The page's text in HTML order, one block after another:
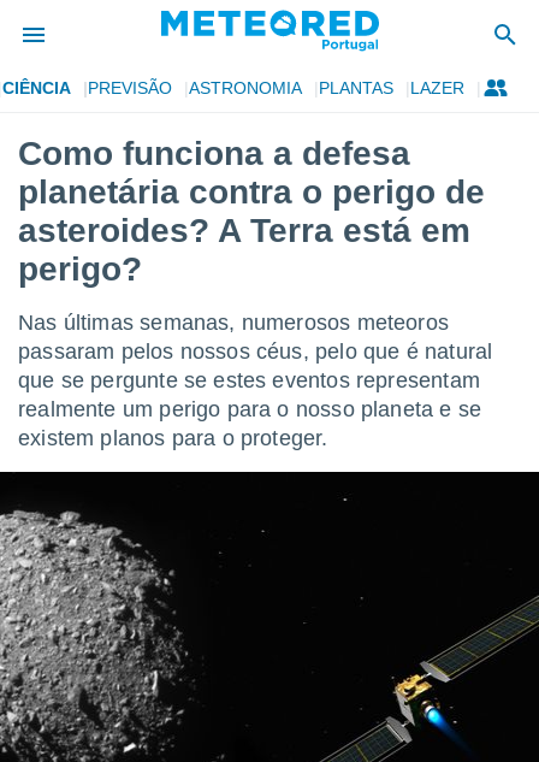
foi
para
as
fornecidas
a este
das
e
forma
recolhidas
ou
permite-
a nossa
de alta
ACEITAR
E
CONTINUAR
CIÊNCIA PREVISÃO ASTRONOMIA PLANTAS LAZER
Como funciona a defesa
planetária contra o perigo de
asteroides? A Terra está em
perigo?
Nas últimas semanas, numerosos meteoros
passaram pelos nossos céus, pelo que é natural
que se pergunte se estes eventos representam
realmente um perigo para o nosso planeta e se
existem planos para o proteger.